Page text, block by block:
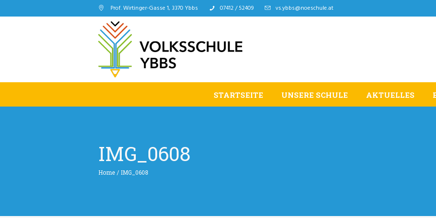
Prof. Wirtinger-Gasse 1, 3370 Ybbs 07412 / 52409 vs.ybbs@noeschule.at
STARTSEITE UNSERE SCHULE AKTUELLES
IMG_0608
Home / IMG_0608